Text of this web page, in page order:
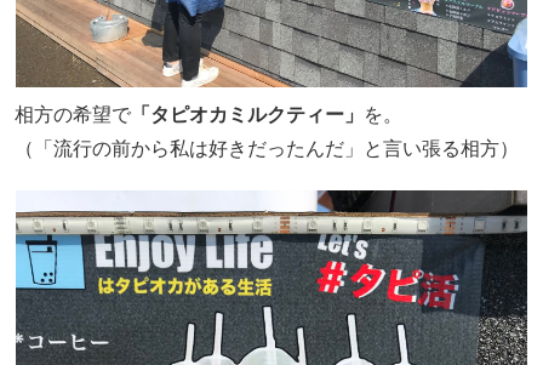
相方の希望で「タピオカミルクティー」
を。
（「流行の前から私は好きだったんだ」と言い張る相方）